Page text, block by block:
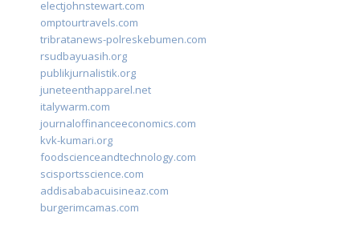
electjohnstewart.com
omptourtravels.com
tribratanews-polreskebumen.com
rsudbayuasih.org
publikjurnalistik.org
juneteenthapparel.net
italywarm.com
journaloffinanceeconomics.com
kvk-kumari.org
foodscienceandtechnology.com
scisportsscience.com
addisababacuisineaz.com
burgerimcamas.com